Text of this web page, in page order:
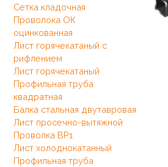
Сетка кладочная
Проволока ОК
оцинкованная
Лист горячекатаный с
рифлением
Лист горячекатаный
Профильная труба
квадратная
Балка стальная двутавровая
Лист просечно-вытяжной
Проволка ВР1
Лист холоднокатанный
Профильная труба